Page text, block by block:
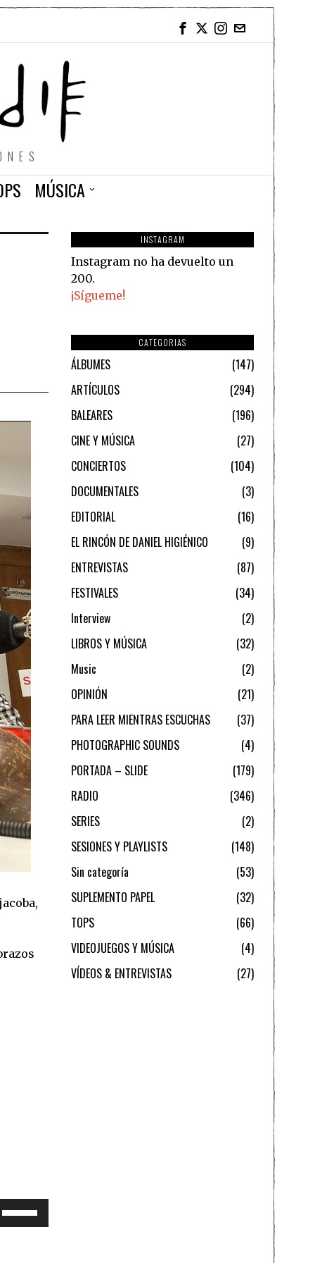
MÚSICA
INSTAGRAM
Instagram no ha devuelto un
200.
¡Sígueme!
CATEGORIAS
ÁLBUMES
147
ARTÍCULOS
294
BALEARES
196
CINE Y MÚSICA
27
CONCIERTOS
104
DOCUMENTALES
3
EDITORIAL
16
EL RINCÓN DE DANIEL HIGIÉNICO
9
ENTREVISTAS
87
FESTIVALES
34
Interview
2
LIBROS Y MÚSICA
32
Music
2
OPINIÓN
21
PARA LEER MIENTRAS ESCUCHAS
37
PHOTOGRAPHIC SOUNDS
4
PORTADA – SLIDE
179
RADIO
346
SERIES
2
SESIONES Y PLAYLISTS
148
Sin categoría
53
SUPLEMENTO PAPEL
32
TOPS
66
VIDEOJUEGOS Y MÚSICA
4
VÍDEOS & ENTREVISTAS
27